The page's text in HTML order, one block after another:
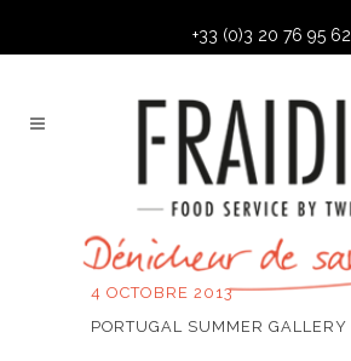
+33 (0)3 20 76 95 62
4 OCTOBRE 2013
PORTUGAL SUMMER GALLERY